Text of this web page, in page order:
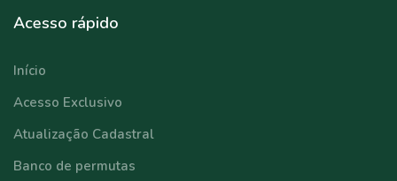
Acesso rápido
Início
Acesso Exclusivo
Atualização Cadastral
Banco de permutas